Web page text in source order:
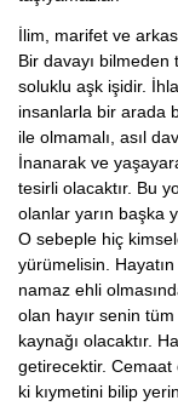
İlim, marifet ve
Bir davayı bilmeden
soluklu aşk işidir.
insanlarla bir arada
ile olmamalı, asıl
İnanarak ve
tesirli olacaktır. Bu
olanlar yarın başka
O sebeple hiç
yürümelisin.
namaz ehli
olan hayır senin
kaynağı olacaktır.
getirecektir. Cemaat
ki kıymetini bilip